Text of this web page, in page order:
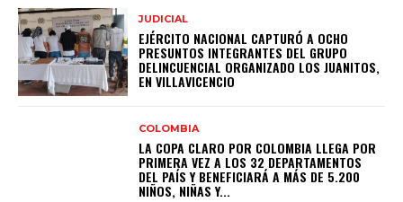
JUDICIAL
EJÉRCITO NACIONAL CAPTURÓ A OCHO
PRESUNTOS INTEGRANTES DEL GRUPO
DELINCUENCIAL ORGANIZADO LOS JUANITOS,
EN VILLAVICENCIO
COLOMBIA
LA COPA CLARO POR COLOMBIA LLEGA POR
PRIMERA VEZ A LOS 32 DEPARTAMENTOS
DEL PAÍS Y BENEFICIARÁ A MÁS DE 5.200
NIÑOS, NIÑAS Y...